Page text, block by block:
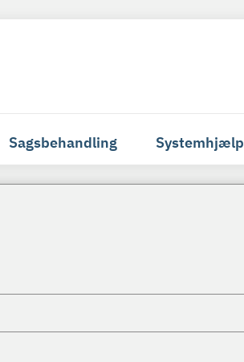
Sagsbehandling Systemhjælp